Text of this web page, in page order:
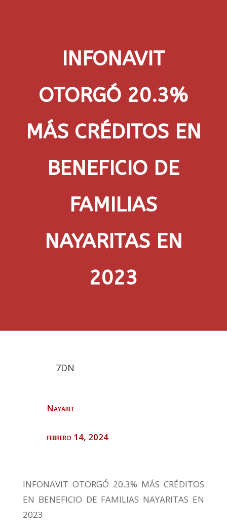
INFONAVIT
OTORGÓ 20.3%
MÁS CRÉDITOS EN
BENEFICIO DE
FAMILIAS
NAYARITAS EN
2023
7DN
Nayarit
febrero 14, 2024
INFONAVIT OTORGÓ 20.3% MÁS CRÉDITOS
EN BENEFICIO DE FAMILIAS NAYARITAS EN
2023